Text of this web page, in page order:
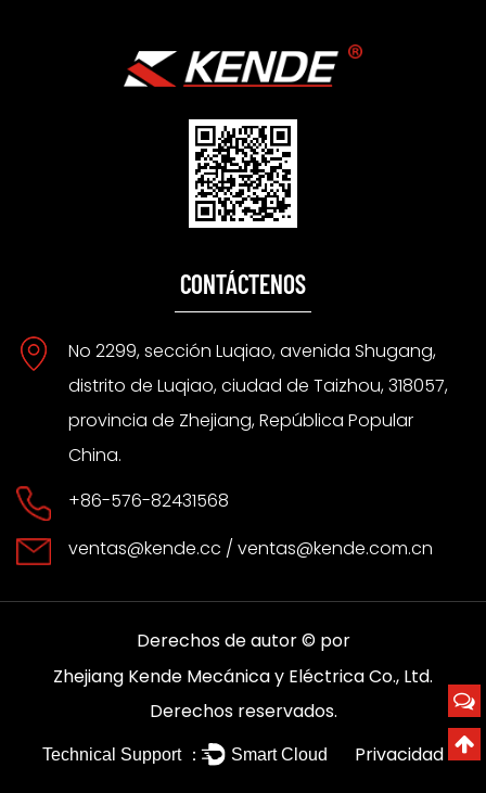
CONTÁCTENOS
No 2299, sección Luqiao, avenida Shugang,
distrito de Luqiao, ciudad de Taizhou, 318057,
provincia de Zhejiang, República Popular
China.
+86-576-82431568
ventas@kende.cc / ventas@kende.com.cn
Derechos de autor © por
Zhejiang Kende Mecánica y Eléctrica Co., Ltd.
Derechos reservados.
Technical Support ： Smart Cloud Privacidad